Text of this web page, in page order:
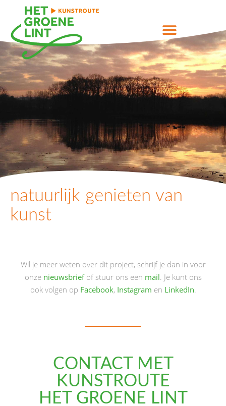
natuurlijk genieten van
kunst
Wil je meer weten over dit project, schrijf je dan in voor
onze nieuwsbriefof stuur ons een mail. Je kunt ons
ook volgen op Facebook, Instagram en LinkedIn.
CONTACT MET
KUNSTROUTE
HET GROENE LINT